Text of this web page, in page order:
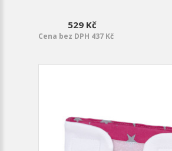
529 Kč
Cena bez DPH 437 Kč